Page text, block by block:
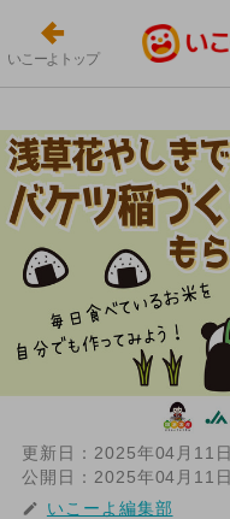
いこーよトップ
更新日： 2025年04月11日
公開日： 2025年04月11日
いこーよ編集部